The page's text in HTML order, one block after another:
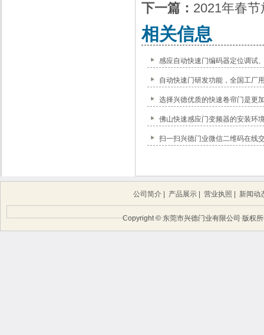
下一篇： 2021年春
相关信息
感应自动快速门编码器定位调试
自动快速门研发功能，全国工厂
选择兴德优质的快速卷帘门是更
佛山快速感应门变频器的安装环
扫一扫兴德门业微信二维码在线
公司简介 产品展示 营业执照 新闻动
Copyright © 东莞市兴德门业有限公司 版权